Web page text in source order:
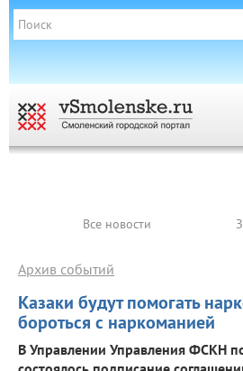
Все новости
Казаки будут помогать
бороться с наркоманией
Архив событий
В Управлении Управления ФСКН